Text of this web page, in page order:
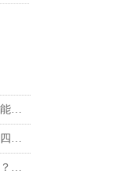
中瑞微视大米色选机助力色选智能升级
买大米色选机不会挑？记得看这四个参数
国内哪个小型大米色选机厂家好？国内小型色选机厂家排名